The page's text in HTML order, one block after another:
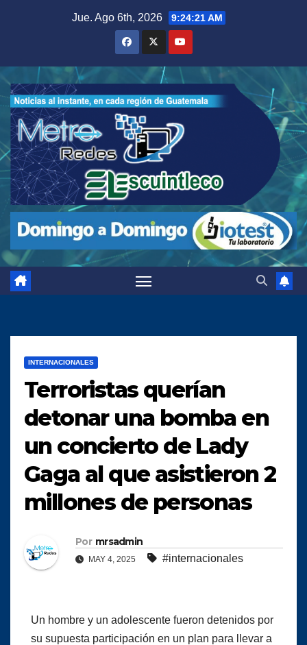
Jue. Ago 6th, 2026 9:24:22 AM
INTERNACIONALES
Terroristas querían
detonar una bomba en
un concierto de Lady
Gaga al que asistieron 2
millones de personas
Por mrsadmin
MAY 4, 2025 #internacionales
Un hombre y un adolescente fueron detenidos por
su supuesta participación en un plan para llevar a